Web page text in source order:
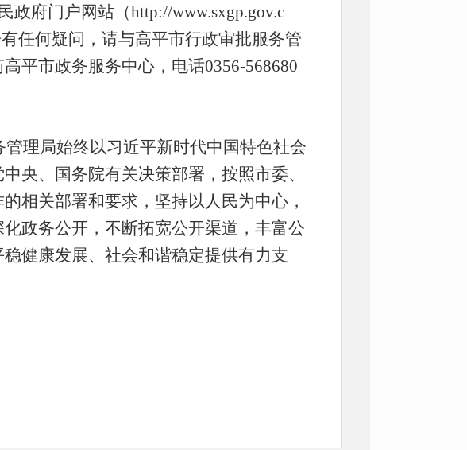
政府门户网站（http://www.sxgp.gov.c
任何疑问，请与高平市行政审批服务管
平市政务服务中心，电话0356-568680
理局始终以习近平新时代中国特色社会
央、国务院有关决策部署，按照市委、
相关部署和要求，坚持以人民为中心，
政务公开，不断拓宽公开渠道，丰富公
健康发展、社会和谐稳定提供有力支
开1件，已通过邮寄的方式进行了答